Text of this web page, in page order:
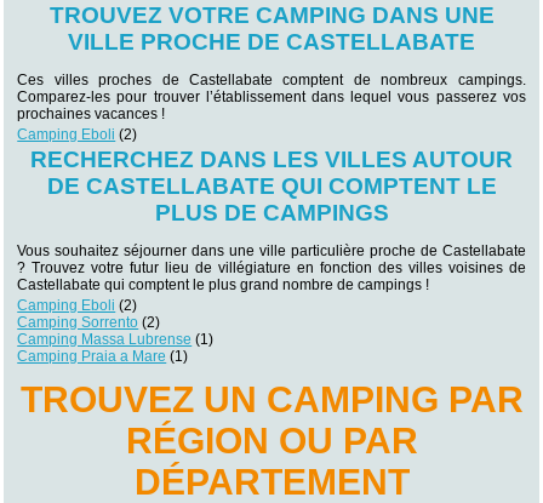
TROUVEZ VOTRE CAMPING DANS UNE
VILLE PROCHE DE CASTELLABATE
Ces villes proches de Castellabate comptent de nombreux campings.
Comparez-les pour trouver l’établissement dans lequel vous passerez vos
prochaines vacances !
Camping Eboli (2)
RECHERCHEZ DANS LES VILLES AUTOUR
DE CASTELLABATE QUI COMPTENT LE
PLUS DE CAMPINGS
Vous souhaitez séjourner dans une ville particulière proche de Castellabate
? Trouvez votre futur lieu de villégiature en fonction des villes voisines de
Castellabate qui comptent le plus grand nombre de campings !
Camping Eboli (2)
Camping Sorrento (2)
Camping Massa Lubrense (1)
Camping Praia a Mare (1)
TROUVEZ UN CAMPING PAR
RÉGION OU PAR
DÉPARTEMENT